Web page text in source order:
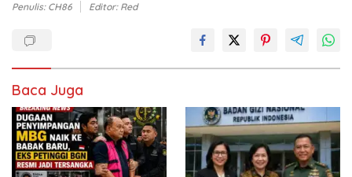
Penulis: CH86 Editor: Red
Baca Juga